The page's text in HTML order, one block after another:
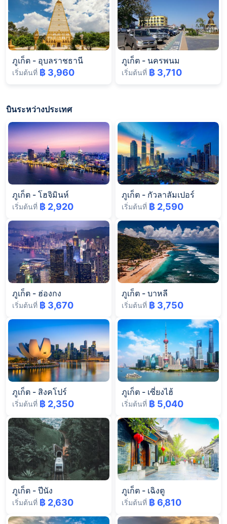
ภูเก็ต - อุบลราชธานี
เริ่มต้นที่ ฿ 3,960
ภูเก็ต - นครพนม
เริ่มต้นที่ ฿ 3,710
บินระหว่างประเทศ
ภูเก็ต - โฮจิมินห์
เริ่มต้นที่ ฿ 2,920
ภูเก็ต - กัวลาลัมเปอร์
เริ่มต้นที่ ฿ 2,590
ภูเก็ต - ฮ่องกง
เริ่มต้นที่ ฿ 3,670
ภูเก็ต - บาหลี
เริ่มต้นที่ ฿ 3,750
ภูเก็ต - สิงคโปร์
เริ่มต้นที่ ฿ 2,350
ภูเก็ต - เซี่ยงไฮ้
เริ่มต้นที่ ฿ 5,040
ภูเก็ต - ปีนัง
เริ่มต้นที่ ฿ 2,630
ภูเก็ต - เฉิงตู
เริ่มต้นที่ ฿ 6,810